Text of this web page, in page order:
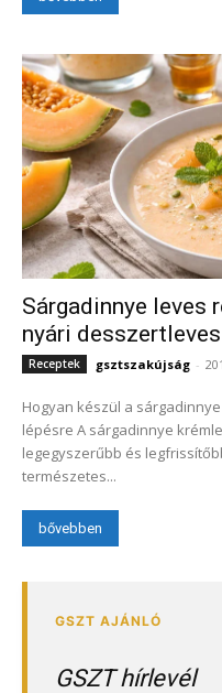
Sárgadinnye leves
nyári
Receptek gsztszakújság -
Hogyan készül a
lépésre A sárgadinnye
legegyszerűbb és
természetes...
bővebben
GSZT hírlevél